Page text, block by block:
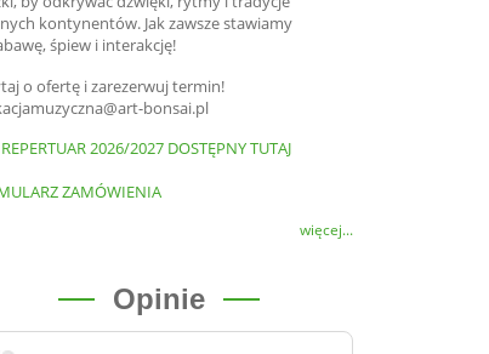
kontynentów. Jak zawsze stawiamy
śpiew i interakcję!
o ofertę i zarezerwuj termin!
bonsai.pl
REPERTUAR 2026/2027 DOSTĘPNY TUTAJ
ZAMÓWIENIA
więcej...
Opinie